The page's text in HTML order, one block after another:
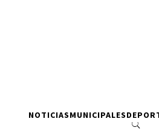
NOTICIASMUNICIPALES